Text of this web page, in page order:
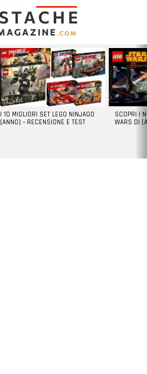
I 10 MIGLIORI SET LEGO NINJAGO
[ANNO] – RECENSIONE E TEST
SCOPRI I
WARS DI